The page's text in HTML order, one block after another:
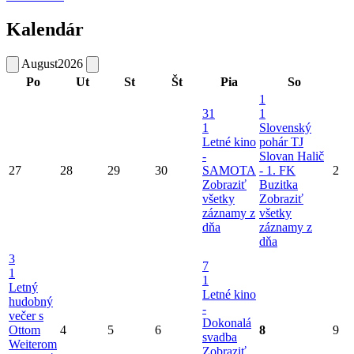
Kalendár
August2026
Po
Ut St Št Pia So
27 28 29 30
31
1
Letné kino
-
SAMOTA
Zobraziť
všetky
záznamy z
dňa
1
1
Slovenský
pohár TJ
Slovan Halič
- 1. FK
Buzitka
Zobraziť
všetky
záznamy z
dňa
2
3
1
Letný
hudobný
večer s
Ottom
Weiterom
4 5 6
7
1
Letné kino
-
Dokonalá
svadba
Zobraziť
8 9